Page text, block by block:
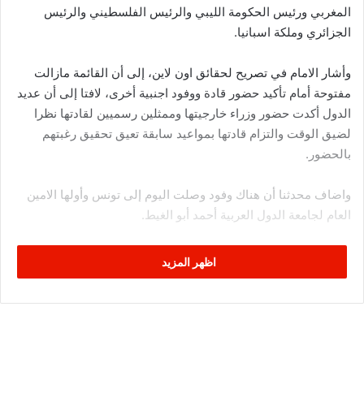
المغربي ورئيس الحكومة الليبي والرئيس الفلسطيني والرئيس
الجزائري وملكة اسبانيا.
وأشار الامام في تصريح لحقائق اون لاين، إلى أن القائمة مازالت
مفتوحة أمام تأكيد حضور قادة ووفود اجنبية أخرى، لافتا إلى أن عديد
الدول أكدت حضور وزراء خارجيتها وممثلين رسميين لقادتها نظرا
لضيق الوقت والتزام قادتها بمواعيد سابقة تعيق تحقيق رغبتهم
بالحضور.
واضاف محدثنا أن هناك وفود وصلت اليوم إلى تونس وأولها الامين
العام لجامعة الدول العربية أحمد أبو الغيط.
واعتبر بوراوي الإمام في هذا السياق، أن حضور هذه الشخصيات
البارزة في العالم إن دل على شيء فهو يدل على الاحترام الكبير
اظهر المزيد